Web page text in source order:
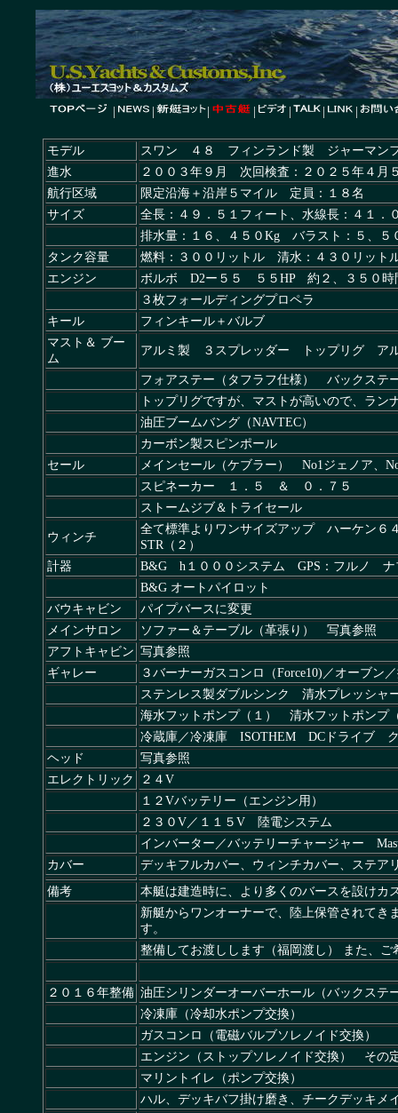
モデル
スワン ４８ フィンランド製 ジャーマン
進水
２００３年９月 次回検査：２０２５年４月
航行区域
限定沿海＋沿岸５マイル 定員：１８名
サイズ
全長：４９．５１フィート、水線長：４１
排水量：１６、４５０Kg バラスト：５、５
タンク容量
燃料：３００リットル 清水：４３０リット
エンジン
ボルボ D2ー５５ ５５HP 約２、３５０時
３枚フォールディングプロペラ
キール
フィンキール＋バルブ
マスト＆ ブー
ム
アルミ製 ３スプレッダー トップリグ アル
フォアステー（タフラフ仕様） バックステ
トップリグですが、マストが高いので、ラ
油圧ブームバング（NAVTEC）
カーボン製スピンポール
セール
メインセール（ケブラー） No1ジェノア、
スピネーカー １．５ ＆ ０．７５
ストームジブ＆トライセール
ウィンチ
全て標準よりワンサイズアップ ハーケン６
STR（２）
計器
B&G h１０００システム GPS：フルノ ナ
B&G オートパイロット
バウキャビン
パイプバースに変更
メインサロン
ソファー＆テーブル（革張り） 写真参照
アフトキャビン 写真参照
ギャレー
３バーナーガスコンロ（Force10)／オーブン
ステンレス製ダブルシンク 清水プレッシャ
海水フットポンプ（１） 清水フットポンプ
冷蔵庫／冷凍庫 ISOTHEM DCドライブ ク
ヘッド
写真参照
エレクトリック
２４V
１２Vバッテリー（エンジン用）
２３０V／１１５V 陸電システム
インバーター／バッテリーチャージャー
カバー
デッキフルカバー、ウィンチカバー、ステ
備考
本艇は建造時に、より多くのバースを設けカ
新艇からワンオーナーで、陸上保管されてき
す。
整備してお渡しします（福岡渡し） また、
２０１６年整備 油圧シリンダーオーバーホール（バックステ
冷凍庫（冷却水ポンプ交換）
ガスコンロ（電磁バルブソレノイド交換）
エンジン（ストップソレノイド交換） その
マリントイレ（ポンプ交換）
ハル、デッキバフ掛け磨き、チークデッキメ